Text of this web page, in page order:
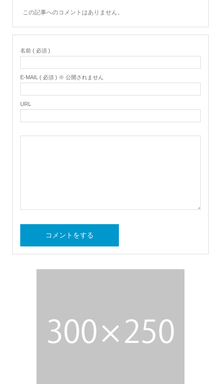
この記事へのコメントはありません。
名前 ( 必須 )
E-MAIL ( 必須 ) ※ 公開されません
URL